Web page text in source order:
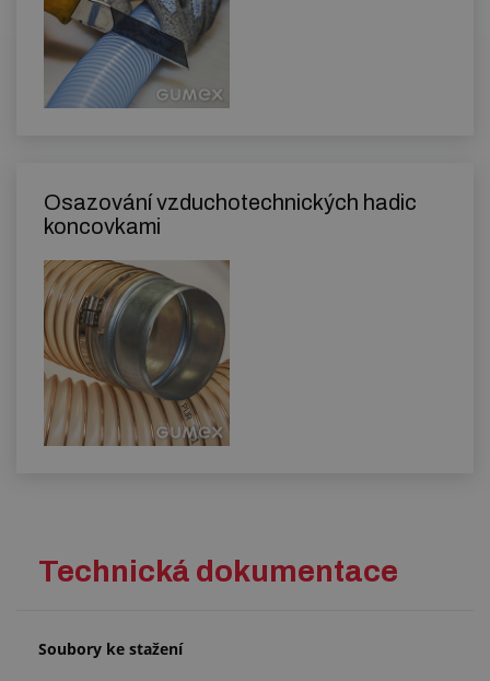
Osazování vzduchotechnických hadic
koncovkami
Technická dokumentace
Soubory ke stažení